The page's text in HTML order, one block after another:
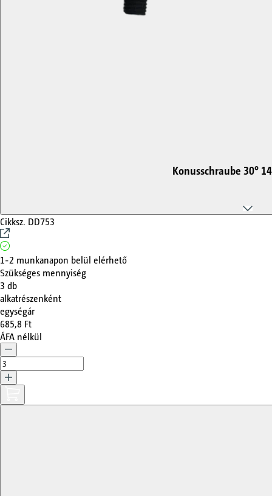
Konusschraube 30°
Cikksz. DD753
1-2 munkanapon belül elérhető
Szükséges mennyiség
3 db
alkatrészenként
egységár
685,8 Ft
ÁFA nélkül